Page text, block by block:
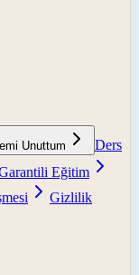
Unuttum
Ders
Eğitim
Gizlilik